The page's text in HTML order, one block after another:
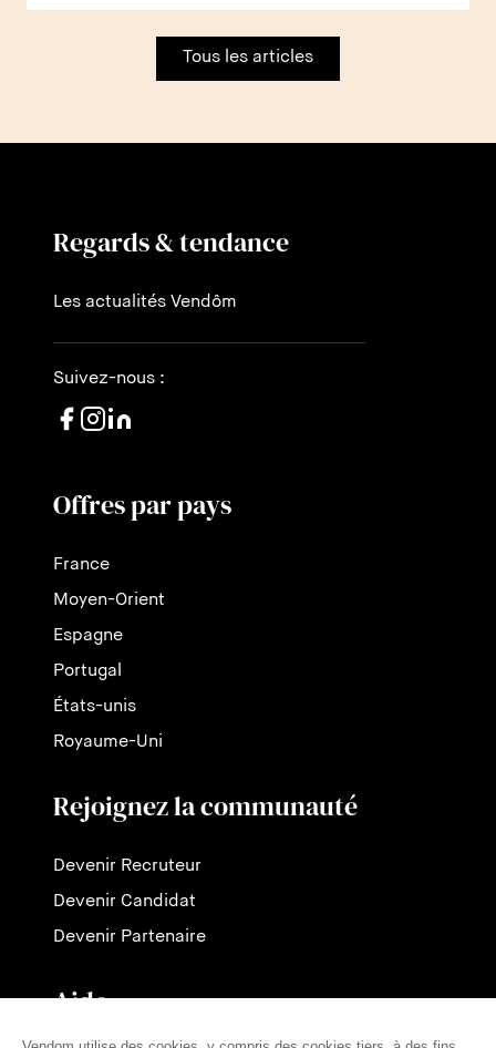
Tous les articles
Regards & tendance
Les actualités Vendôm
Suivez-nous :
Offres par pays
France
Moyen-Orient
Espagne
Portugal
États-unis
Royaume-Uni
Rejoignez la communauté
Devenir Recruteur
Devenir Candidat
Devenir Partenaire
Aide